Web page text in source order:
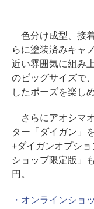
色分け成型、接
らに塗装済みキャ
近い雰囲気に組み
のビッグサイズで
したポーズを楽しめ
さらにアオシマ
ター「ダイガン」
+ダイガンオプシ
ショップ限定版」
円。
・オンラインショ